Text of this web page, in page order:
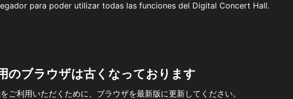
para poder utilizar todas las funciones del Digital Concert Hall.
のブラウザは古くなっております
ご利用いただくために、ブラウザを最新版に更新してください。